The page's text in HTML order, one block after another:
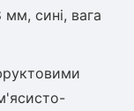
сині, вага